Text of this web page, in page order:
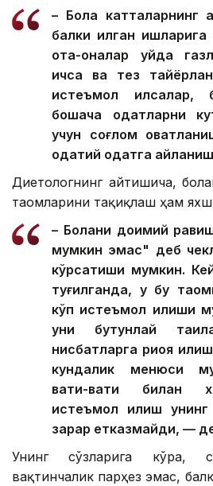
– Бола катталарнинг
балки қилган ишларига
ота-оналар уйда
ичса ва тез
истеъмол қилсалар,
бошқача одатларни
учун соғлом
одатий одатга
Диетологнинг айтишича,
таомларини тақиқлаш ҳам
– Болани доимий
мумкин эмас" деб
кўрсатиши мумкин.
туғилганда, у бу
кўп истеъмол қилиши
уни бутунлай
нисбатларга риоя
кундалик менюси
вақти-вақти билан
истеъмол қилиш
зарар етказмайди, —
Унинг сўзларига кўра,
вақтинчалик парҳез эмас,